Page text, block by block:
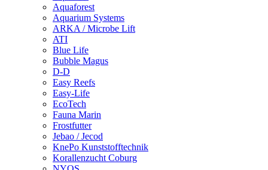
Aquaforest
Aquarium Systems
ARKA / Microbe Lift
ATI
Blue Life
Bubble Magus
D-D
Easy Reefs
Easy-Life
EcoTech
Fauna Marin
Frostfutter
Jebao / Jecod
KnePo Kunststofftechnik
Korallenzucht Coburg